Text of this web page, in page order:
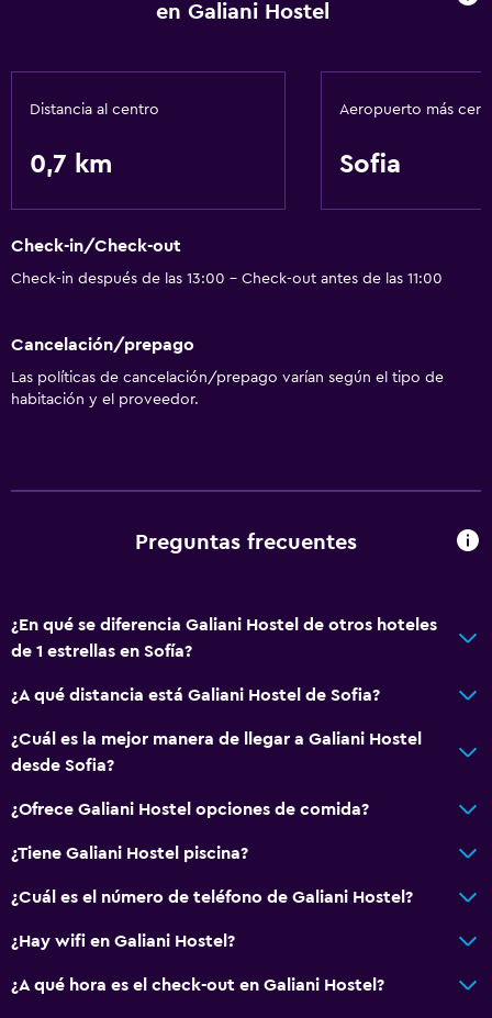
Instalaciones para reuniones
Internet
Wifi
Aire acondicionado
Lavandería
Servicios de lavandería/tintorería
Baño
Secador de pelo
Nevera
Actividades
Bicicletas
Espacio de almacenamiento
en Galiani Hostel
Distancia al centro
0,7 km
Aeropuerto más
Sofia
Check-in/Check-out
Check-in después de las 13:00 - Check-out antes de las 11:00
Cancelación/prepago
Las políticas de cancelación/prepago varían según el tipo de
habitación y el proveedor.
Preguntas frecuentes
¿En qué se diferencia Galiani Hostel de otros hoteles
de 1 estrellas en Sofía?
¿A qué distancia está Galiani Hostel de Sofia?
¿Cuál es la mejor manera de llegar a Galiani Hostel
desde Sofia?
¿Ofrece Galiani Hostel opciones de comida?
¿Tiene Galiani Hostel piscina?
¿Cuál es el número de teléfono de Galiani Hostel?
¿Hay wifi en Galiani Hostel?
¿A qué hora es el check-out en Galiani Hostel?